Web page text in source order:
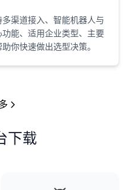
渠道接入、智能机器人与
能、适用企业类型、主要
你快速做出选型决策。
下载